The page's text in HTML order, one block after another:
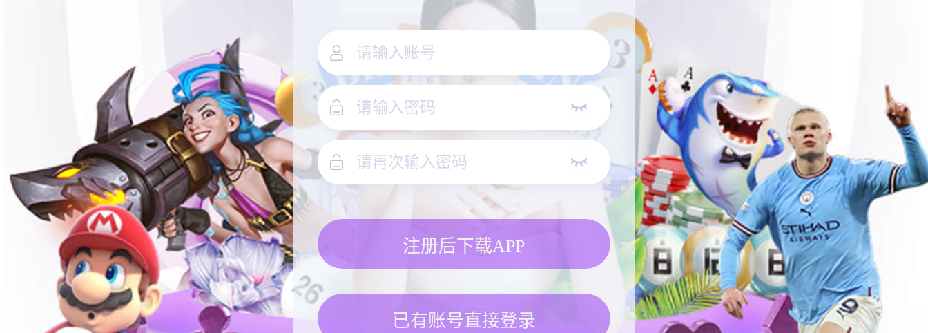
注册后下载APP
已有账号直接登录